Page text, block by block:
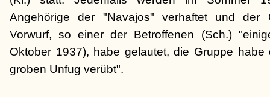
Angehörige der "Navajos" verhaftet und der
Vorwurf, so einer der Betroffenen (Sch.)
Oktober 1937), habe gelautet, die Gruppe
groben Unfug verübt".